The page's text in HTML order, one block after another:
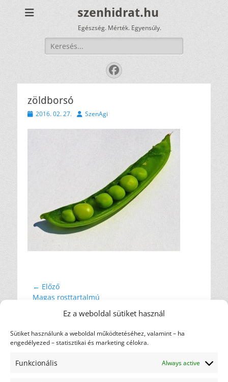
Ez a weboldal sütiket használ
Sütiket használunk a weboldal működtetéséhez, valamint – ha
engedélyezed – statisztikai és marketing célokra.
Funkcionális Always active
szenhidrat.hu
Egészség. Mérték. Egyensúly.
Keresés:
Facebook
zöldborsó
Közzétéve
2016. 02. 27. SzerzőSzenAgi
Bejegyzés
navigáció
← Előző
Előző
Magas rosttartalmú
ételek – kíméletes
Címkefelhő
ajándék ajánlás